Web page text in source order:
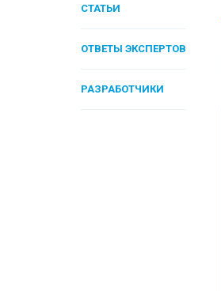
СТАТЬИ
ОТВЕТЫ ЭКСПЕРТОВ
РАЗРАБОТЧИКИ